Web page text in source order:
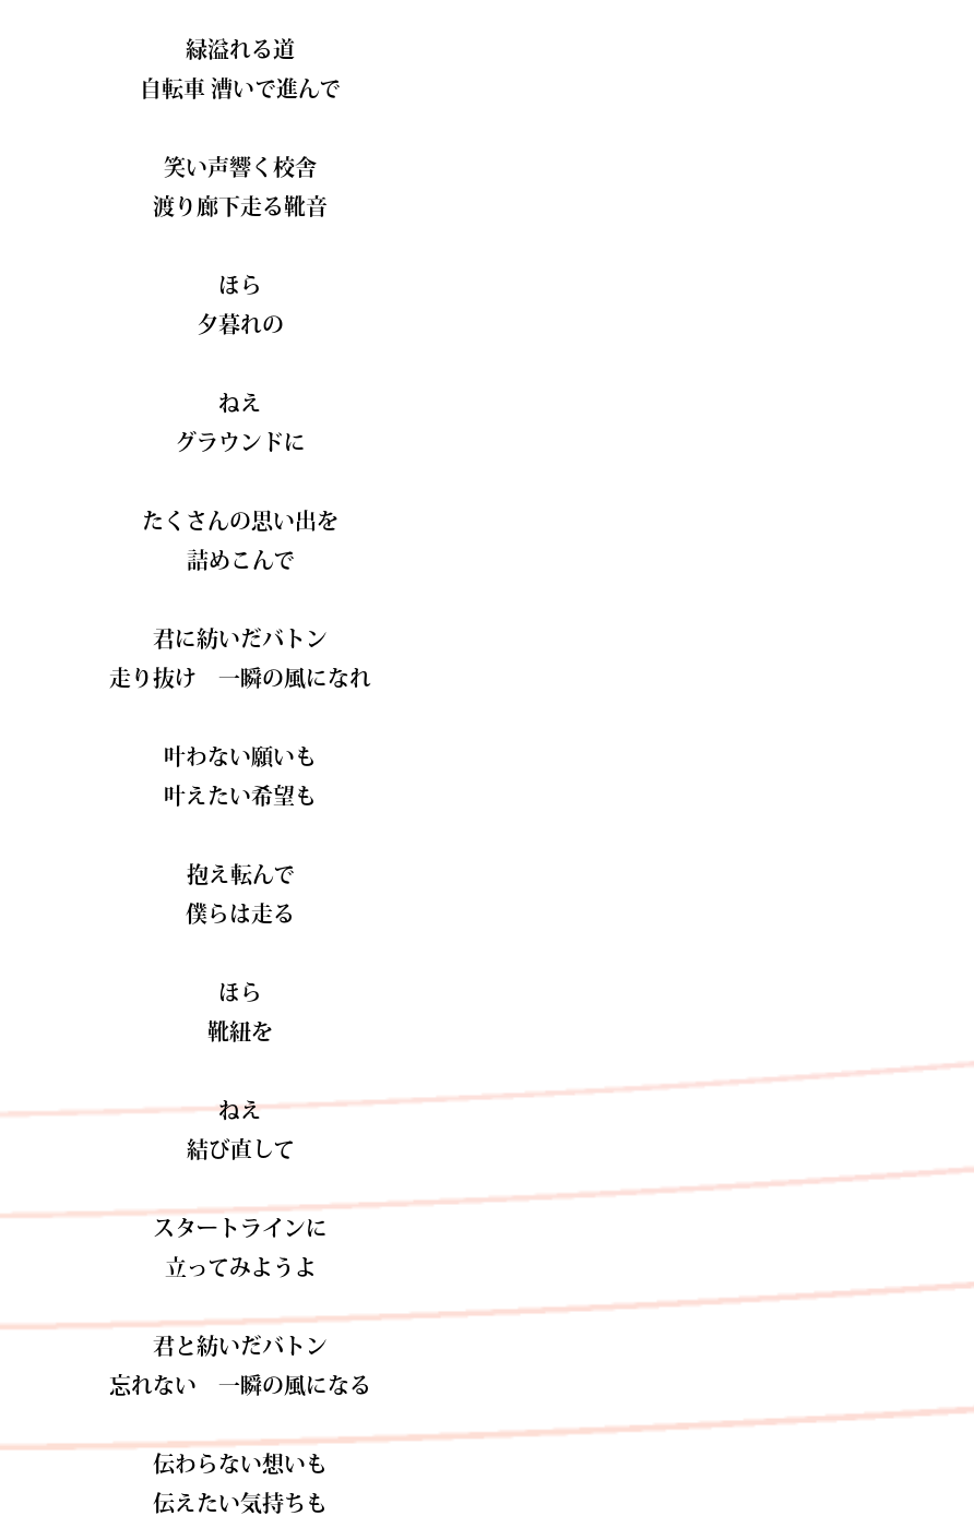
緑溢れる道
自転車 漕いで進んで
笑い声響く校舎
渡り廊下走る靴音
ほら
夕暮れの
ねえ
グラウンドに
たくさんの思い出を
詰めこんで
君に紡いだバトン
走り抜け 一瞬の風になれ
叶わない願いも
叶えたい希望も
抱え転んで
僕らは走る
ほら
靴紐を
ねえ
結び直して
スタートラインに
立ってみようよ
君と紡いだバトン
忘れない 一瞬の風になる
伝わらない想いも
伝えたい気持ちも